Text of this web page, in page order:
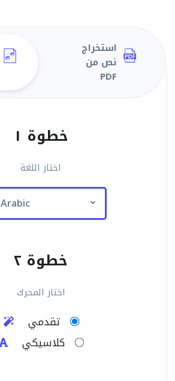
استخراج
نص من
PDF
خطوة ١
اختار اللغة
Arabic
خطوة ٢
اختار المحرك
تقدمي
كلاسيكي